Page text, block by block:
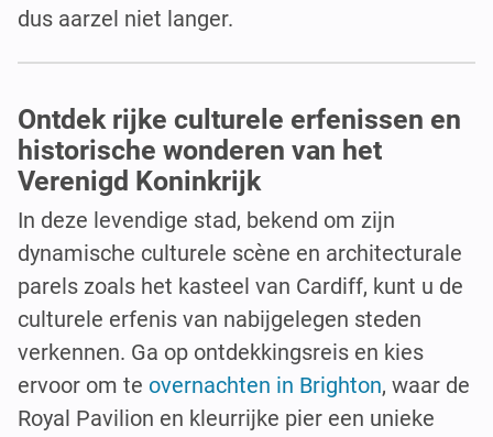
dus aarzel niet langer.
Ontdek rijke culturele erfenissen en
historische wonderen van het
Verenigd Koninkrijk
In deze levendige stad, bekend om zijn
dynamische culturele scène en architecturale
parels zoals het kasteel van Cardiff, kunt u de
culturele erfenis van nabijgelegen steden
verkennen. Ga op ontdekkingsreis en kies
ervoor om te overnachten in Brighton, waar de
Royal Pavilion en kleurrijke pier een unieke